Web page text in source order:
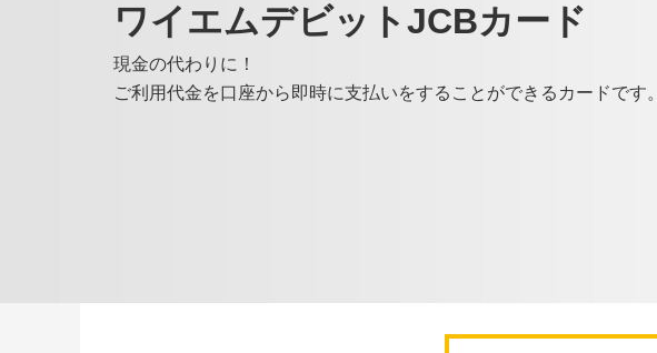
ワイエムデビットJCBカード
現金の代わりに！
ご利用代金を口座から即時に支払いをすることができるカードです。